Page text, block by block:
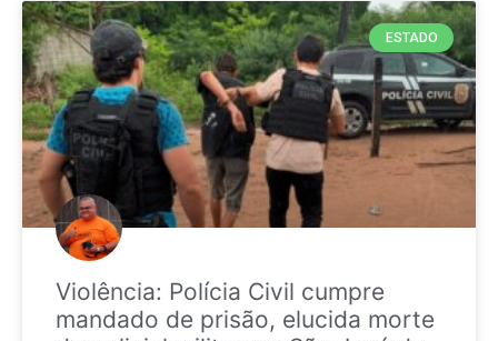
ESTADO
Violência: Polícia Civil cumpre
mandado de prisão, elucida morte